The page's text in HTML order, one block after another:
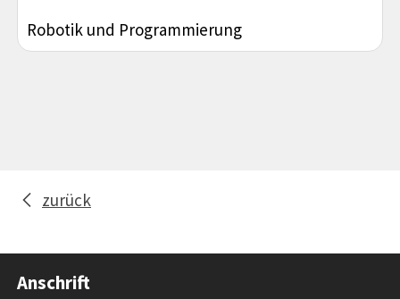
Robotik und Programmierung
zurück
Anschrift